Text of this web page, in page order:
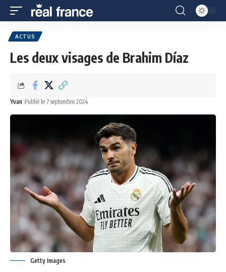
ACTUS
Les deux visages de Brahim Díaz
Yvan Publié le 7 septembre 2024
Getty Images